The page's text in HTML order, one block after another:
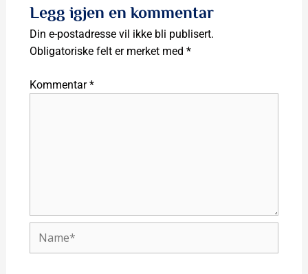
Legg igjen en kommentar
Din e-postadresse vil ikke bli publisert.
Obligatoriske felt er merket med *
Kommentar*